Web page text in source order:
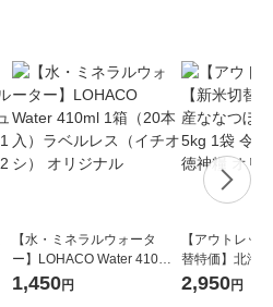
【水・ミネラルウォータ
ー】LOHACO Water 410ml
1箱（20本入）ラベルレス
（イチオシ） オリジナル
1,450円
【アウトレッ
替特価】北海
し 精白米 5kg
米 木徳神糧 オ
2,950円